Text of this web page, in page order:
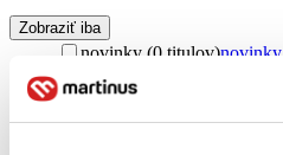
Zobraziť iba
novinky (0 titulov)novinky
zľavnené tituly (0 titulov)
Dostupnosť